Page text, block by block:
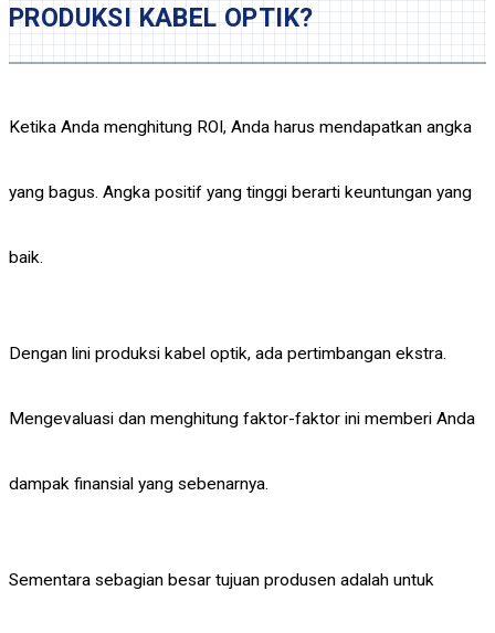
PRODUKSI KABEL OPTIK?
Ketika Anda menghitung ROI, Anda harus mendapatkan angka
yang bagus. Angka positif yang tinggi berarti keuntungan yang
baik.
Dengan lini produksi kabel optik, ada pertimbangan ekstra.
Mengevaluasi dan menghitung faktor-faktor ini memberi Anda
dampak finansial yang sebenarnya.
Sementara sebagian besar tujuan produsen adalah untuk